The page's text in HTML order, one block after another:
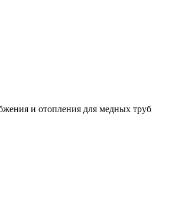
и отопления для медных труб